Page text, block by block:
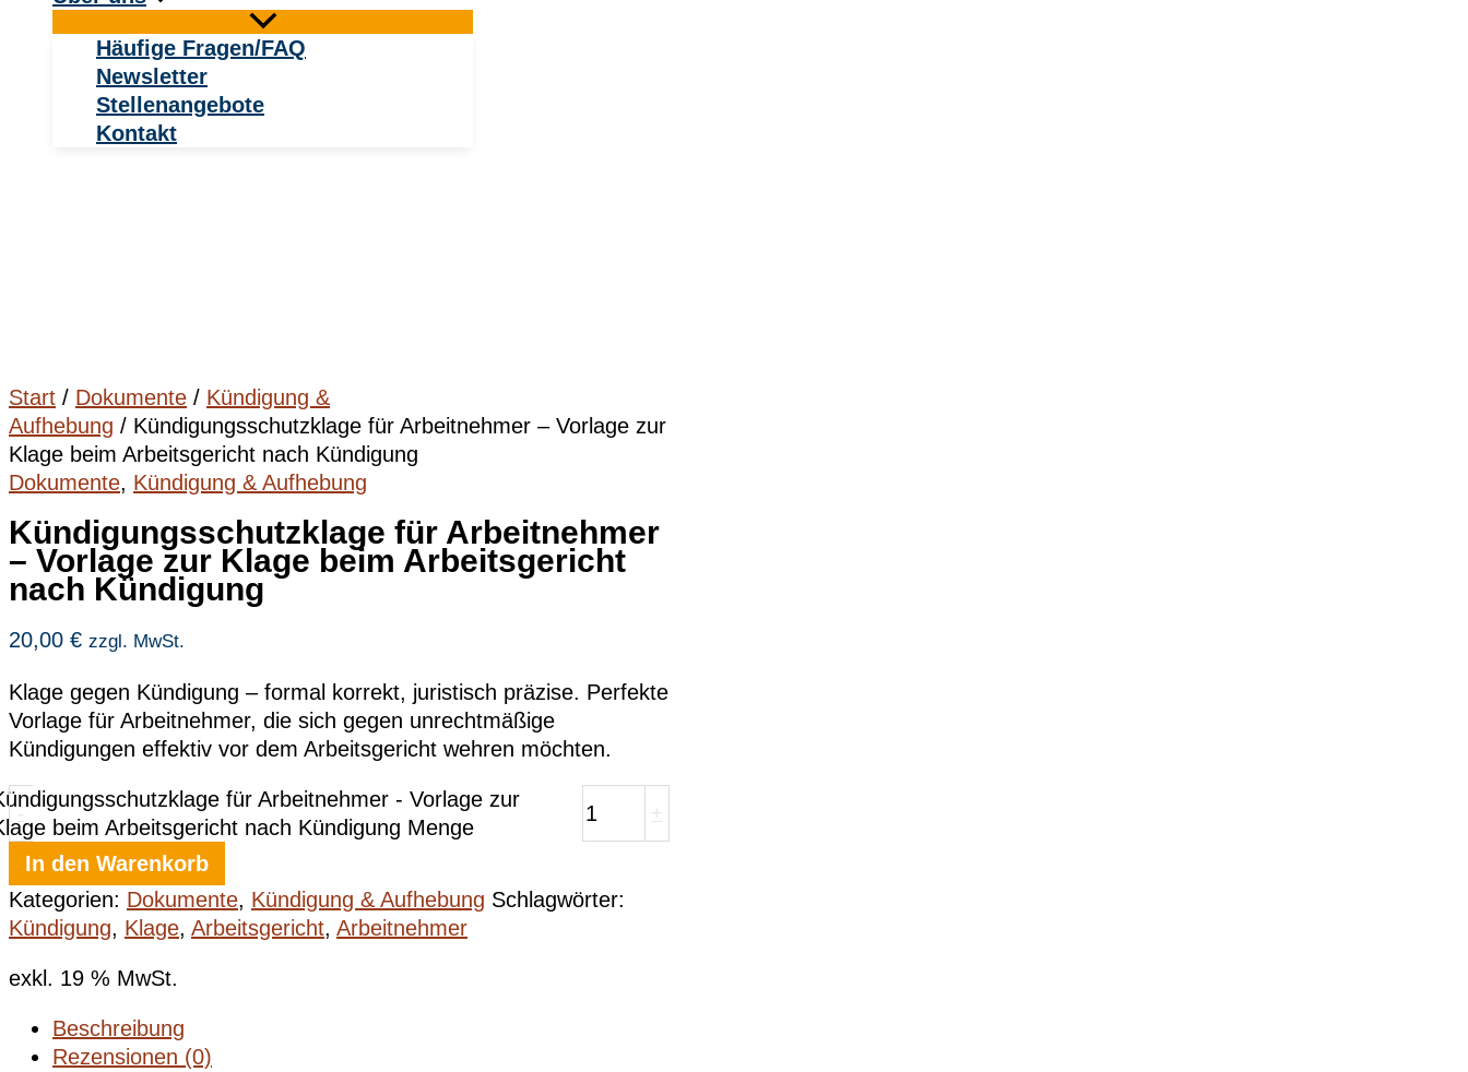
Häufige Fragen/FAQ
Newsletter
Stellenangebote
Kontakt
Start / Dokumente / Kündigung &
Aufhebung / Kündigungsschutzklage für Arbeitnehmer – Vorlage zur
Klage beim Arbeitsgericht nach Kündigung
Dokumente, Kündigung & Aufhebung
Kündigungsschutzklage für Arbeitnehmer
– Vorlage zur Klage beim Arbeitsgericht
nach Kündigung
20,00 € zzgl. MwSt.
Klage gegen Kündigung – formal korrekt, juristisch präzise. Perfekte
Vorlage für Arbeitnehmer, die sich gegen unrechtmäßige
Kündigungen effektiv vor dem Arbeitsgericht wehren möchten.
-
für Arbeitnehmer - Vorlage zur
beim Arbeitsgericht nach Kündigung Menge
In den Warenkorb
Kategorien: Dokumente, Kündigung & Aufhebung Schlagwörter:
Kündigung, Klage, Arbeitsgericht, Arbeitnehmer
exkl. 19 % MwSt.
Beschreibung
Rezensionen (0)